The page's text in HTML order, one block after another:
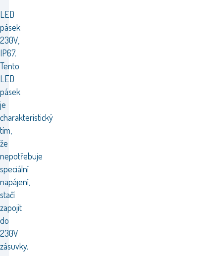
LED
pásek
230V,
IP67.
Tento
LED
pásek
je
charakteristický
tím,
že
nepotřebuje
speciální
napájení,
stačí
zapojit
do
230V
zásuvky.